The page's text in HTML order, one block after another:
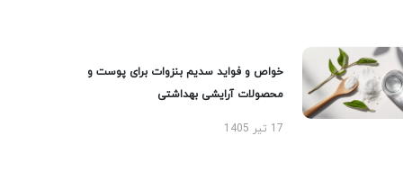
خواص و فواید سدیم بنزوات برای پوست و
محصولات آرایشی بهداشتی
17 تیر 1405